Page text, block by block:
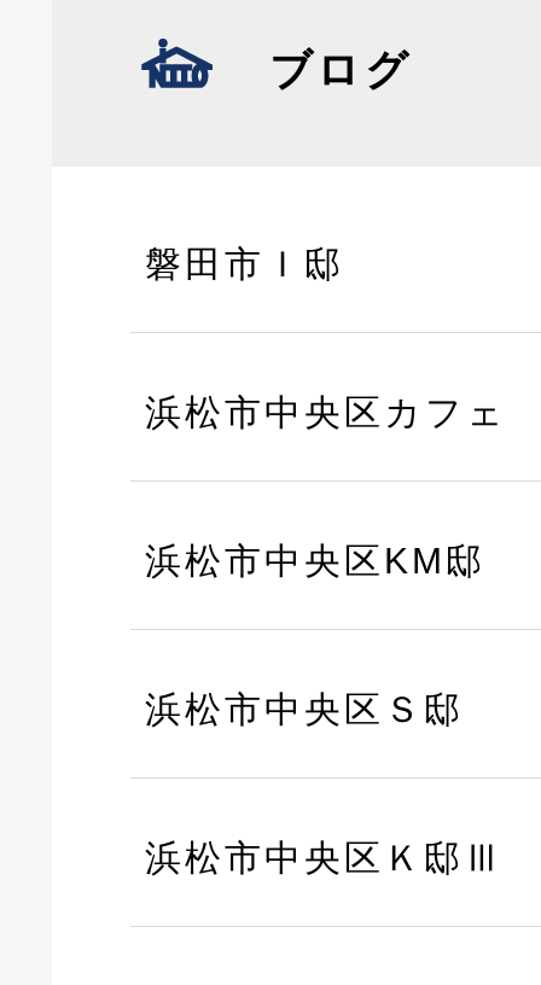
ブログ
磐田市Ｉ邸
浜松市中央区カフェ
浜松市中央区KM邸
浜松市中央区Ｓ邸
浜松市中央区Ｋ邸Ⅲ